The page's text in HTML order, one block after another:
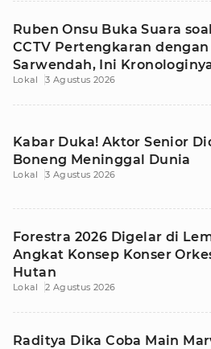
Ruben Onsu Buka Suara
CCTV Pertengkaran dengan
Sarwendah, Ini
Lokal 3 Agustus 2026
Kabar Duka! Aktor Senior
Boneng Meninggal Dunia
Lokal 3 Agustus 2026
Forestra 2026 Digelar di
Angkat Konsep Konser
Hutan
Lokal 2 Agustus 2026
Raditya Dika Coba Main